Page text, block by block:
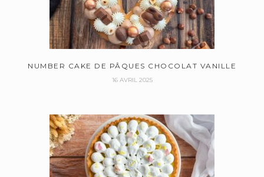
NUMBER CAKE DE PÂQUES CHOCOLAT VANILLE
16 AVRIL 2025